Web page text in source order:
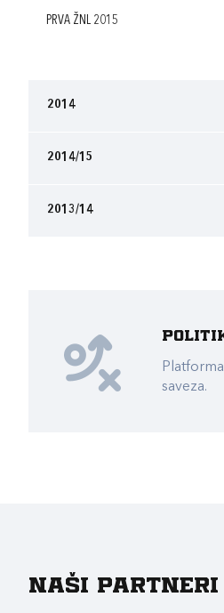
PRVA ŽNL 2015
2014
2014/15
2013/14
saveza.
Naši partneri